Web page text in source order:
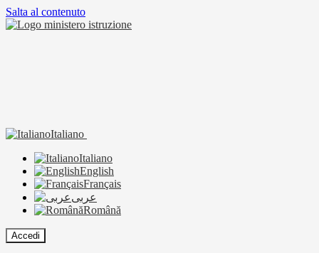
Salta al contenuto
Italiano
Italiano
English
Français
عربى
Română
Accedi